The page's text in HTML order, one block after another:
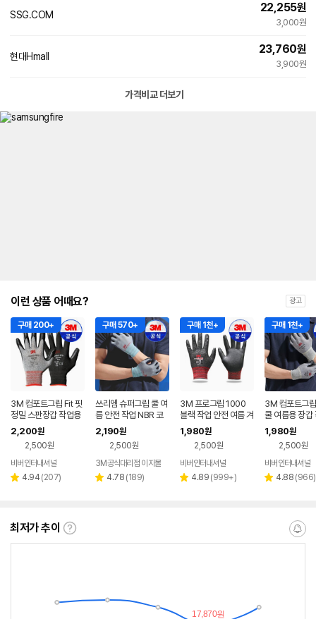
SSG.COM
22,255원
3,000원
현대Hmall
23,760원
3,900원
가격비교 더보기
이런 상품 어때요? 광고
구매 200+
3M 컴포트그립 Fit 핏
정밀 스판장갑 작업용
안전 4계절 코팅 작업
공업용 절연장갑
2,200원
2,500원
비버인터내셔널
별 4.94 리
(207)
구매 570+
쓰리엠 슈퍼그립 쿨 여
름 안전 작업 NBR 코
팅
2,190원
2,500원
3M공식대리점 이지몰
별 4.78 리
(189)
구매 1천+
3M 프로그립 1000
블랙 작업 안전 여름 겨
울 코팅 장갑
1,980원
2,500원
비버인터내셔널
별 4.89 리
(999+)
구매 1천+
3M 컴포트그
쿨 여름용 장갑
다목적 코팅 장
1,980원
2,500원
비버인터내셔널
별 4.88 리
(966)
최저가 추이
최
란?
알